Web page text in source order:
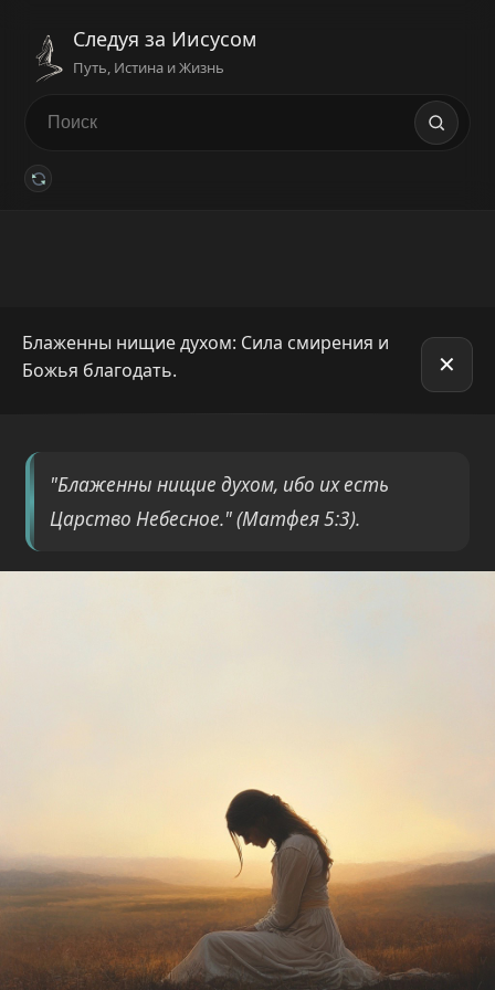
Следуя за Иисусом
Путь, Истина и Жизнь
✕
Блаженны нищие духом: Сила смирения и
Божья благодать.
"Блаженны нищие духом, ибо их есть
Царство Небесное." (Матфея 5:3).